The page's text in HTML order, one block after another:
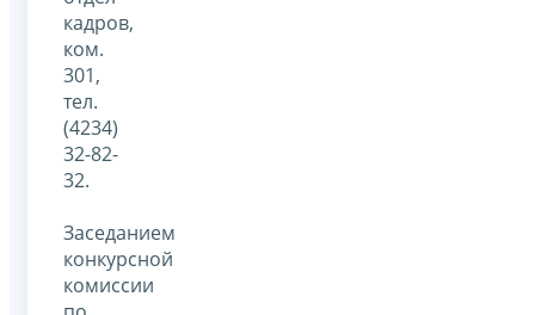
кадров,
ком.
301,
тел.
(4234)
32-82-
32.
Заседанием
конкурсной
комиссии